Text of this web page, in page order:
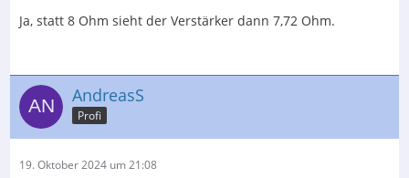
Ja, statt 8 Ohm sieht der Verstärker dann 7,72 Ohm.
AndreasS
Profi
19. Oktober 2024 um 21:08